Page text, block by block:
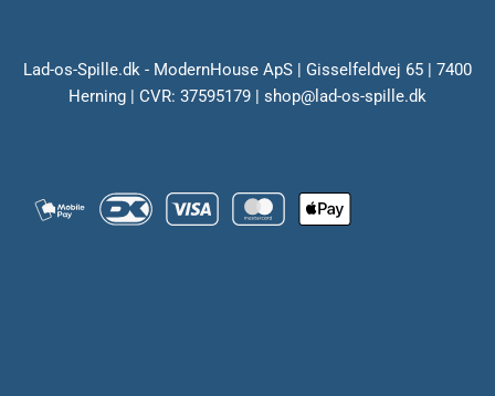
Lad-os-Spille.dk - ModernHouse ApS | Gisselfeldvej 65 | 7400
Herning | CVR: 37595179 | shop@lad-os-spille.dk